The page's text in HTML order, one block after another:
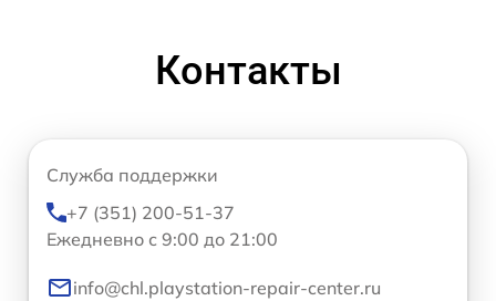
Контакты
Служба поддержки
+7 (351) 200-51-37
Ежедневно с 9:00 до 21:00
info@chl.playstation-repair-center.ru